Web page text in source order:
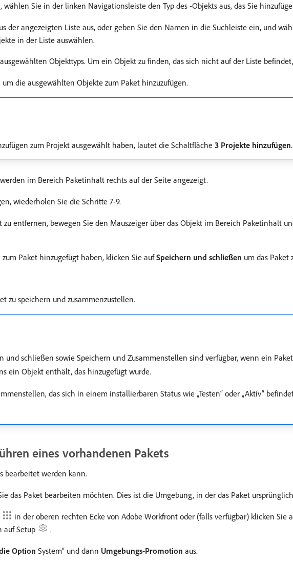
Sie in der linken Navigationsleiste den Typ des -Objekts aus, das Sie
der angezeigten Liste aus, oder geben Sie den Namen in die Suchleiste ein, und
in der Liste auswählen.
Objekttyps. Um ein Objekt zu finden, das sich nicht auf der Liste
um die ausgewählten Objekte zum Paket hinzuzufügen.
zum Projekt ausgewählt haben, lautet die Schaltfläche 3 Projekte hinzufügen.
im Bereich Paketinhalt rechts auf der Seite angezeigt.
wiederholen Sie die Schritte 7-9.
entfernen, bewegen Sie den Mauszeiger über das Objekt im Bereich Paketinhalt
Paket hinzugefügt haben, klicken Sie aufSpeichern und schließen um das Paket
zu speichern und zusammenzustellen.
und schließen sowie Speichern und Zusammenstellen sind verfügbar, wenn ein
ein Objekt enthält, das hinzugefügt wurde.
das sich in einem installierbaren Status wie „Testen“ oder „Aktiv“
eines vorhandenen Pakets
bearbeitet werden kann.
das Paket bearbeiten möchten. Dies ist die Umgebung, in der das Paket
in der oberen rechten Ecke von Adobe Workfront oder (falls verfügbar) klicken Sie
auf​Setup .
Option System“ und dann Umgebungs-Promotion aus.